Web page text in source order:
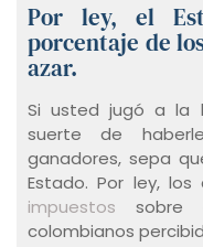
Por ley, el
porcentaje de
azar.
Si usted jugó a la
suerte de
ganadores, sepa
Estado. Por ley,
impuestos sobre
colombianos